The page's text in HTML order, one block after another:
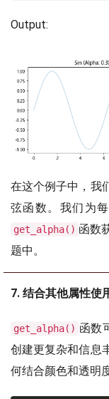
Output:
在这个例子中，我
弦函数。我们为
get_alpha() 函数
题中。
7. 结合其他属性使
get_alpha() 函数
创建更复杂和信息
何结合颜色和透明